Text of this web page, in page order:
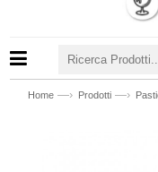
Home —› Prodotti —›